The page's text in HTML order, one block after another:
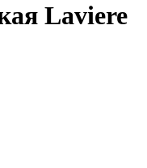
Laviere